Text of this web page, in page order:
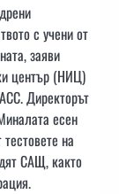
с учени от
заяви
център (НИЦ)
Директорът
есен
на
САЩ, както